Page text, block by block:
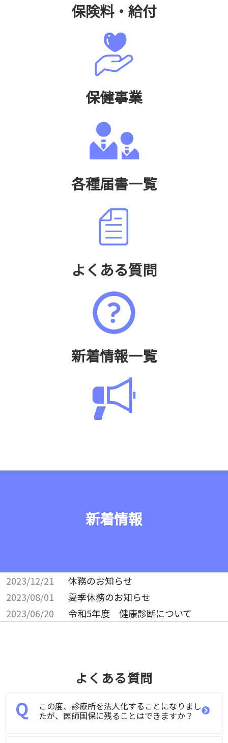
保険料・給付
保健事業
各種届書一覧
よくある質問
新着情報一覧
新着情報
2023/12/21
休務のお知らせ
2023/08/01
夏季休務のお知らせ
2023/06/20
令和5年度 健康診断について
よくある質問
この度、診療所を法人化することになりまし
たが、医師国保に残ることはできますか？